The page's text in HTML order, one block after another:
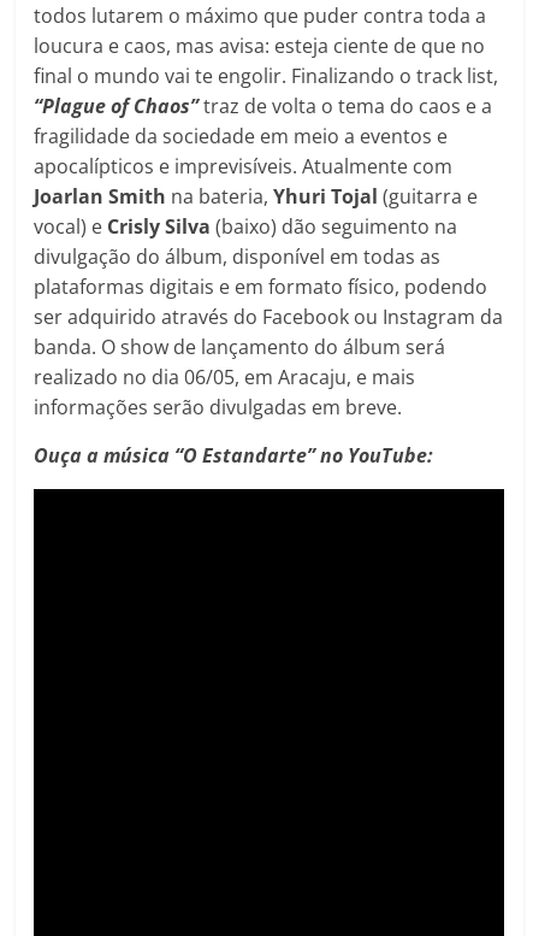
todos lutarem o máximo que puder contra toda a
loucura e caos, mas avisa: esteja ciente de que no
final o mundo vai te engolir. Finalizando o track list,
“Plague of Chaos”traz de volta o tema do caos e a
fragilidade da sociedade em meio a eventos e
apocalípticos e imprevisíveis. Atualmente com
Joarlan Smith na bateria,Yhuri Tojal (guitarra e
vocal) e Crisly Silva (baixo) dão seguimento na
divulgação do álbum, disponível em todas as
plataformas digitais e em formato físico, podendo
ser adquirido através do Facebook ou Instagram da
banda. O show de lançamento do álbum será
realizado no dia 06/05, em Aracaju, e mais
informações serão divulgadas em breve.
Ouça a música “O Estandarte” no YouTube: